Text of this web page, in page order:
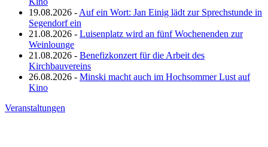
19.08.2026 - Auf ein Wort: Jan Einig lädt zur Sprechstunde in
Segendorf ein
21.08.2026 - Luisenplatz wird an fünf Wochenenden zur
Weinlounge
21.08.2026 - Benefizkonzert für die Arbeit des
Kirchbauvereins
26.08.2026 - Minski macht auch im Hochsommer Lust auf
Kino
Veranstaltungen